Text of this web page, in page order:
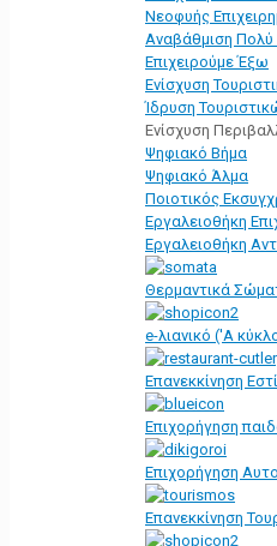
Νεοφυής
Αναβάθμιση Πολύ
Επιχειρούμε Έξω
Ενίσχυση
Ίδρυση
Ενίσχυση
Ψηφιακό Βήμα
Ψηφιακό Άλμα
Ποιοτικός
Εργαλειοθήκη
Εργαλειοθήκη
Θερμαντικά
e-λιανικό ('Α
Επανεκκίνηση
Επιχορήγηση
Επιχορήγηση
Επανεκκίνηση